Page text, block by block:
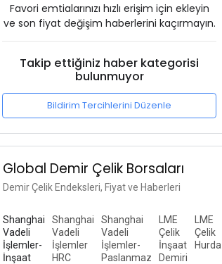
Favori emtialarınızı hızlı erişim için ekleyin
ve son fiyat değişim haberlerini kaçırmayın.
Takip ettiğiniz haber kategorisi
bulunmuyor
Bildirim Tercihlerini Düzenle
Global Demir Çelik Borsaları
Demir Çelik Endeksleri, Fiyat ve Haberleri
Shanghai
Vadeli
İşlemler-
İnşaat
Shanghai
Vadeli
İşlemler
HRC
Shanghai
Vadeli
İşlemler-
Paslanmaz
LME
Çelik
İnşaat
Demiri
LME
Çelik
Hurda